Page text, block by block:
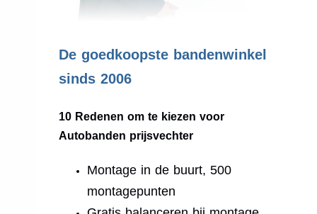
De goedkoopste bandenwinkel
sinds 2006
10 Redenen om te kiezen voor
Autobanden prijsvechter
Montage in de buurt, 500
montagepunten